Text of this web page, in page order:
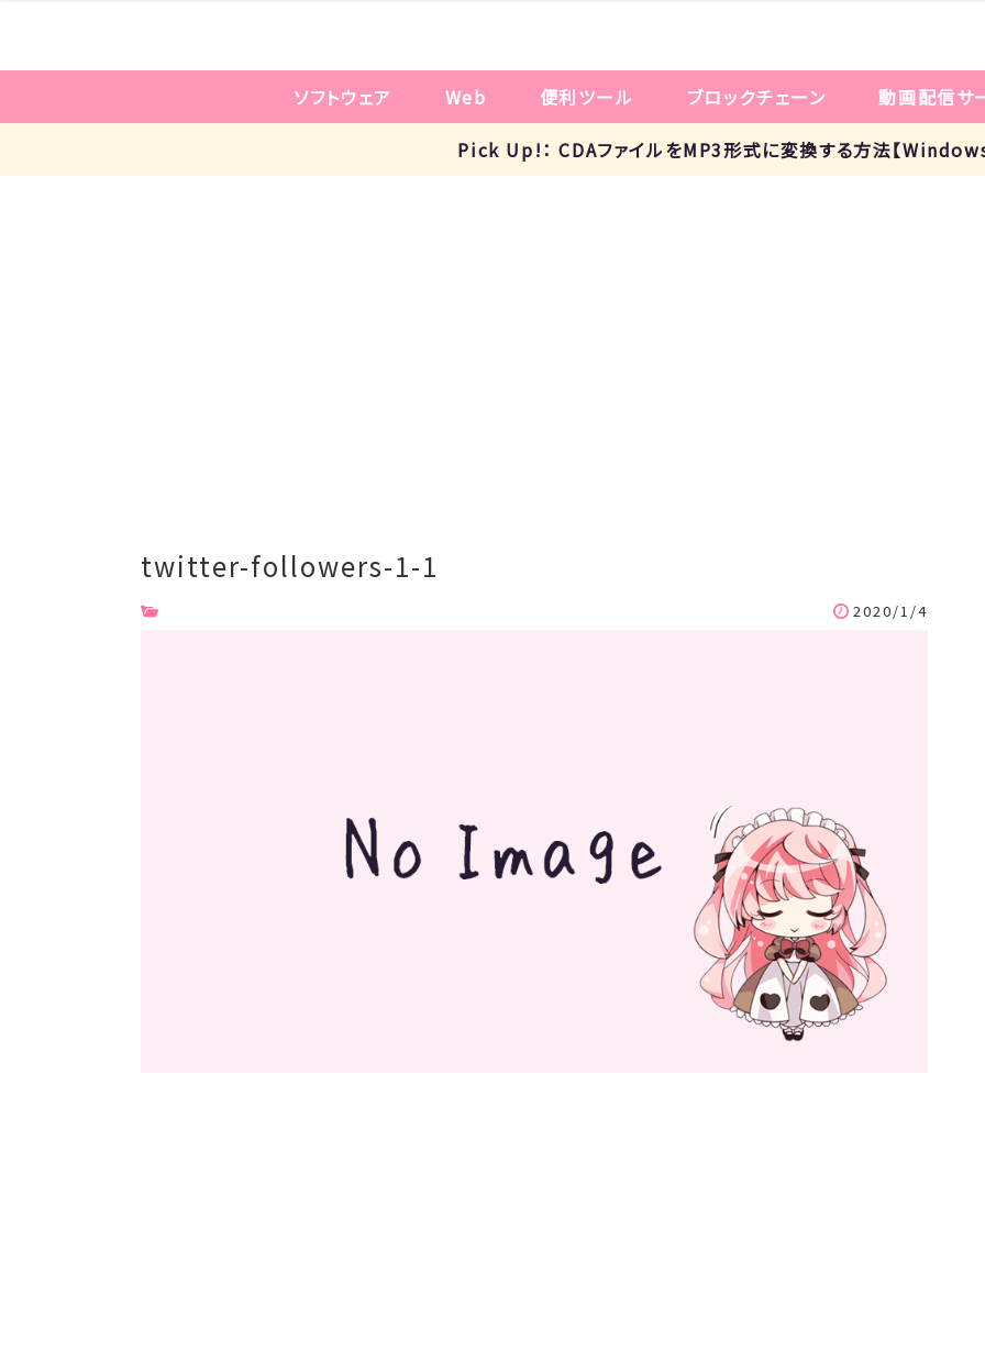
ソフトウェア Web 便利ツール ブロックチェーン 動画配信サ
Pick Up!： CDAファイルをMP3形式に変換する方法【
twitter-followers-1-1
2020/1/4